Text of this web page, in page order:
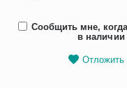
Сообщить мне,
в наличии
Отложить